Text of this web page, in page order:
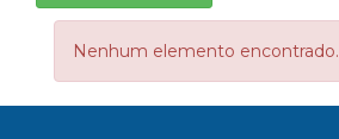
Nenhum elemento encontrado.